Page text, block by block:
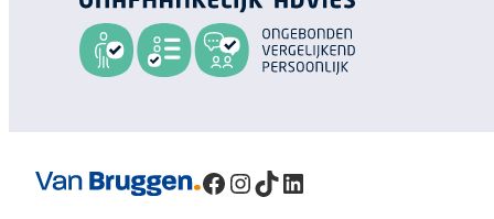
Facebook
Instagram
TikTok
LinkedIn